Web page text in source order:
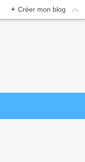
+ Créer mon blog